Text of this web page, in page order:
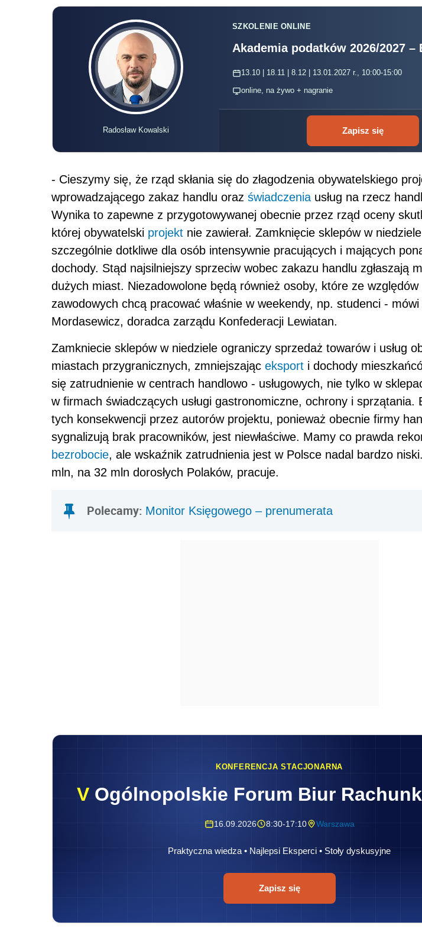
Radosław Kowalski
SZKOLENIE ONLINE
Akademia podatków 2026/2027 –
13.10 | 18.11 | 8.12 | 13.01.2027 r., 10:00-15:00
online, na żywo + nagranie
Zapisz się
- Cieszymy się, że rząd skłania się do złagodzenia obywatelskiego
wprowadzającego zakaz handlu oraz świadczenia usług na rzecz
Wynika to zapewne z przygotowywanej obecnie przez rząd oceny
której obywatelski projekt nie zawierał. Zamknięcie sklepów w
szczególnie dotkliwe dla osób intensywnie pracujących i mających
dochody. Stąd najsilniejszy sprzeciw wobec zakazu handlu zgłaszają
dużych miast. Niezadowolone będą również osoby, które ze
zawodowych chcą pracować właśnie w weekendy, np. studenci -
Mordasewicz, doradca zarządu Konfederacji Lewiatan.
Zamkniecie sklepów w niedziele ograniczy sprzedaż towarów i usług
miastach przygranicznych, zmniejszając eksport i dochody
się zatrudnienie w centrach handlowo - usługowych, nie tylko w
w firmach świadczących usługi gastronomiczne, ochrony i sprzątania.
tych konsekwencji przez autorów projektu, ponieważ obecnie firmy
sygnalizują brak pracowników, jest niewłaściwe. Mamy co prawda
bezrobocie, ale wskaźnik zatrudnienia jest w Polsce nadal bardzo
mln, na 32 mln dorosłych Polaków, pracuje.
Polecamy: Monitor Księgowego – prenumerata
KONFERENCJA STACJONARNA
V Ogólnopolskie Forum Biur
16.09.2026 8:30-17:10 Warszawa
Praktyczna wiedza • Najlepsi Eksperci • Stoły dyskusyjne
Zapisz się